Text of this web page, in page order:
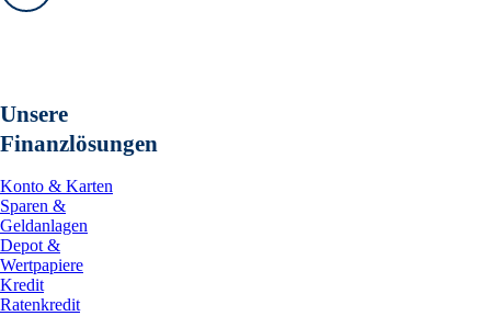
Vorwärts
Unsere
Finanzlösungen
Konto & Karten
Sparen &
Geldanlagen
Depot &
Wertpapiere
Kredit
Ratenkredit